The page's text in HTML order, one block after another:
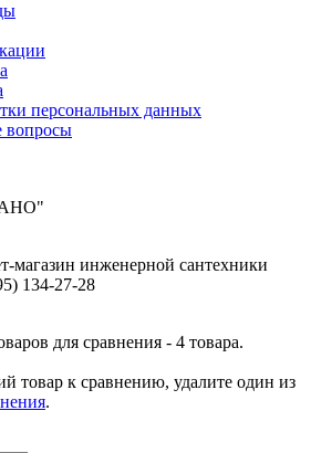
персональных данных
вопросы
магазин инженерной сантехники
134-27-28
для сравнения - 4 товара.
товар к сравнению, удалите один из
.